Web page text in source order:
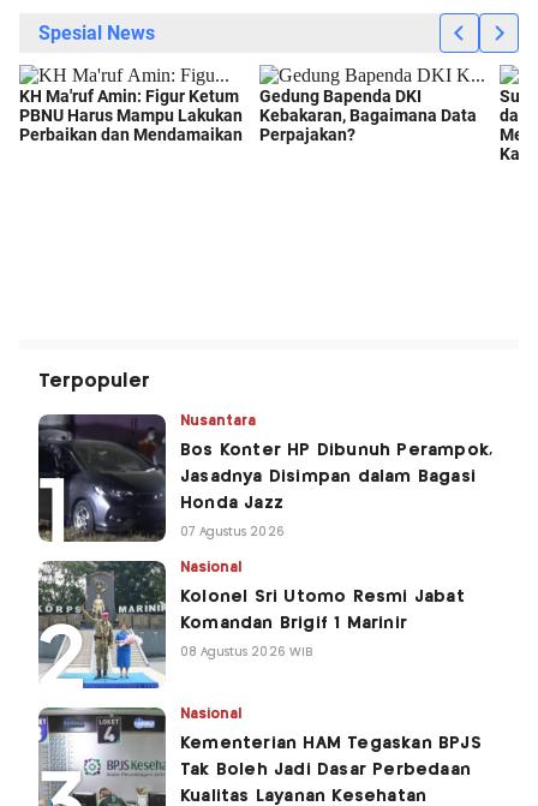
Terpopuler
Nusantara
Bos Konter HP Dibunuh Perampok,
Jasadnya Disimpan dalam Bagasi
Honda Jazz
07 Agustus 2026
Nasional
Kolonel Sri Utomo Resmi Jabat
Komandan Brigif 1 Marinir
08 Agustus 2026 WIB
Nasional
Kementerian HAM Tegaskan BPJS
Tak Boleh Jadi Dasar Perbedaan
Kualitas Layanan Kesehatan